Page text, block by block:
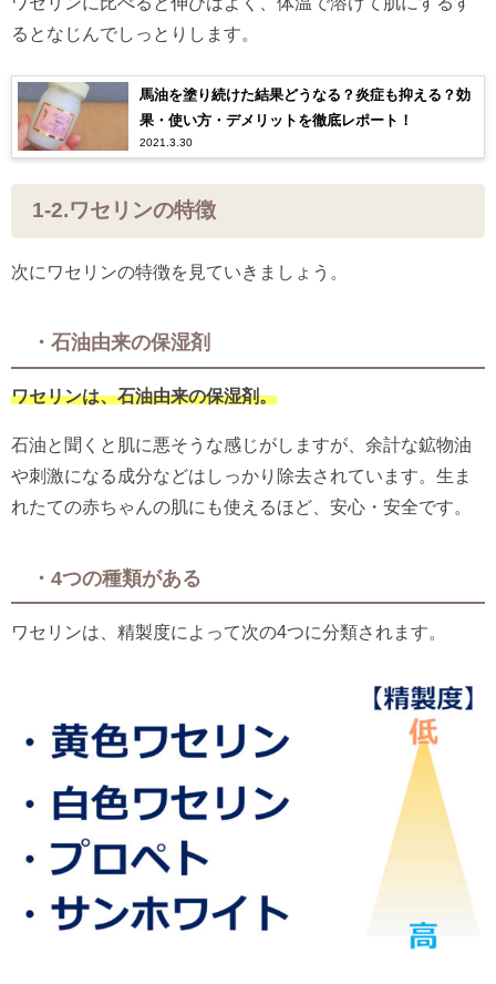
るとなじんでしっとりします。
馬油を塗り続けた結果どうなる？炎症も抑える？効
果・使い方・デメリットを徹底レポート！
2021.3.30
1-2.ワセリンの特徴
次にワセリンの特徴を見ていきましょう。
・石油由来の保湿剤
ワセリンは、石油由来の保湿剤。
石油と聞くと肌に悪そうな感じがしますが、余計な鉱物油
や刺激になる成分などはしっかり除去されています。生ま
れたての赤ちゃんの肌にも使えるほど、安心・安全です。
・4つの種類がある
ワセリンは、精製度によって次の4つに分類されます。